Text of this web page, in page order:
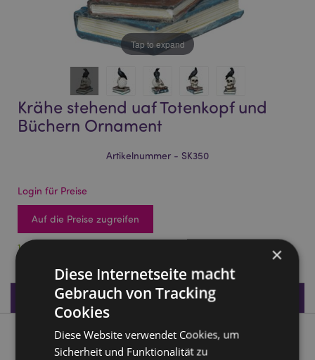
Tap to expand
Krähe stehend uaf Totenkopf und
Büchern Ornament
Artikelnummer - SK350
Login für Preise
Auf die Preise zugreifen
1045 auf Lager
Produktdaten
Produktbeschreibung
×
Diese Internetseite macht
Gebrauch von Tracking
Cookies
Diese Website verwendet Cookies, um
Sicherheit und Funktionalität zu